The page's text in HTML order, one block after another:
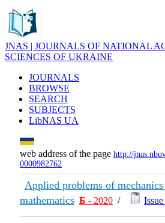
JNAS | JOURNALS OF NATIONAL
SCIENCES OF UKRAINE
JOURNALS
BROWSE
SEARCH
SUBJECTS
LibNAS UA
web address of the page http://
0000982762
Applied problems of mechanics
mathematics Б - 2020 /